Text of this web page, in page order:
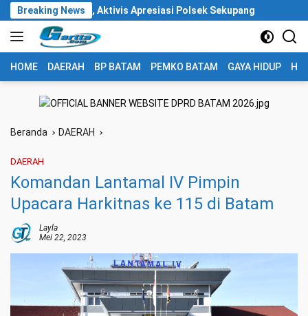
Langsung
ke
konten
Breaking News
P21, Aktivis Apresiasi Polsek Sekupang Ratusan
HOME DAERAH BP BATAM PEMKO BATAM GAYA HIDUP
Beranda DAERAH
DAERAH
Komandan Lantamal IV Pimpin
Upacara Harkitnas ke 115 di Batam
Layla
Mei 22, 2023